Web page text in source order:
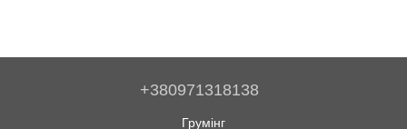
+380971318138
Грумінг